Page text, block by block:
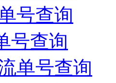
号查询
号查询
单号查询